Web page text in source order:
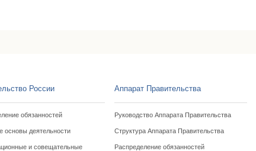
России
обязанностей
основы деятельности
и совещательные
Аппарат Правительства
Руководство Аппарата Правительства
Структура Аппарата Правительства
Распределение обязанностей